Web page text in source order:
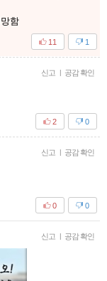
함
1
11
신고 | 공감 확인
0
2
신고 | 공감 확인
0
0
신고 | 공감 확인